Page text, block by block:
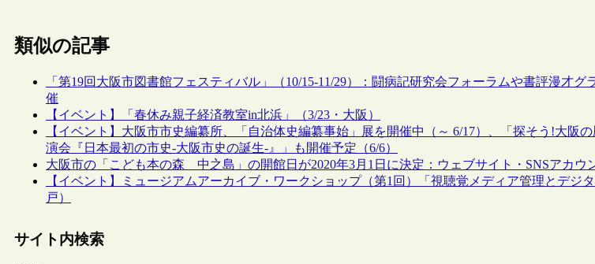
類似の記事
「第19回大阪市図書館フェスティバル」（10/15-11/29）：闘病記研究会フォーラムや書評漫才グ
催
【イベント】「春休み親子経済教室in北浜」（3/23・大阪）
【イベント】大阪市市史編纂所、「自治体史編纂事始」展を開催中（～ 6/17）、「探そう!大阪
演会『日本最初の市史-大阪市史の誕生-』」も開催予定（6/6）
大阪市の「こども本の森 中之島」の開館日が2020年3月1日に決定：ウェブサイト・SNSアカウ
【イベント】ミュージアムアーカイブ・ワークショップ（第1回）「視聴覚メディア管理とデジ
戸）
サイト内検索